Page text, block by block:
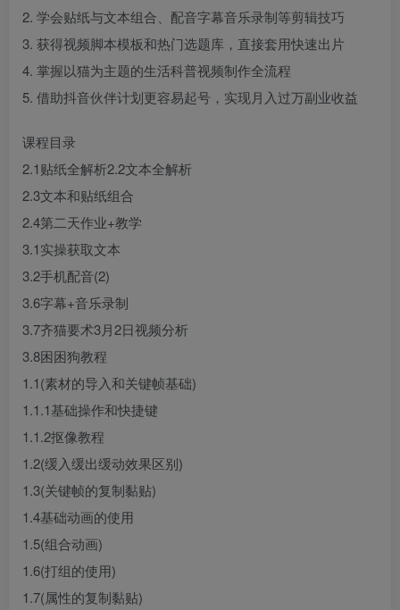
2. 学会贴纸与文本组合、配音字幕音乐录制等剪辑技巧
3. 获得视频脚本模板和热门选题库，直接套用快速出片
4. 掌握以猫为主题的生活科普视频制作全流程
5. 借助抖音伙伴计划更容易起号，实现月入过万副业收益
课程目录
2.1贴纸全解析2.2文本全解析
2.3文本和贴纸组合
2.4第二天作业+教学
3.1实操获取文本
3.2手机配音(2)
3.6字幕+音乐录制
3.7齐猫要术3月2日视频分析
3.8困困狗教程
1.1(素材的导入和关键帧基础)
1.1.1基础操作和快捷键
1.1.2抠像教程
1.2(缓入缓出缓动效果区别)
1.3(关键帧的复制黏贴)
1.4基础动画的使用
1.5(组合动画)
1.6(打组的使用)
1.7(属性的复制黏贴)